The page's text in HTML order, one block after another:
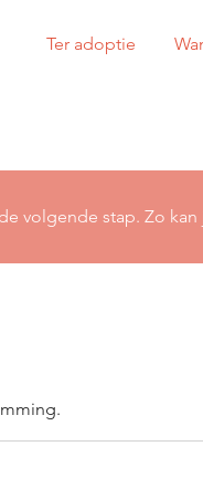
Ter adoptie
volgende stap. Zo